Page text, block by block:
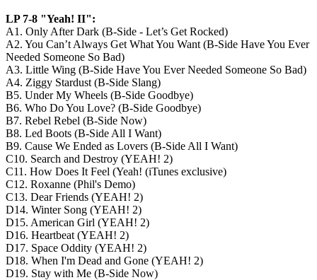
LP 7-8 "Yeah! II":
A1. Only After Dark (B-Side - Let’s Get Rocked)
A2. You Can’t Always Get What You Want (B-Side Have You Ever
Needed Someone So Bad)
A3. Little Wing (B-Side Have You Ever Needed Someone So Bad)
A4. Ziggy Stardust (B-Side Slang)
B5. Under My Wheels (B-Side Goodbye)
B6. Who Do You Love? (B-Side Goodbye)
B7. Rebel Rebel (B-Side Now)
B8. Led Boots (B-Side All I Want)
B9. Cause We Ended as Lovers (B-Side All I Want)
C10. Search and Destroy (YEAH! 2)
C11. How Does It Feel (Yeah! (iTunes exclusive)
C12. Roxanne (Phil's Demo)
C13. Dear Friends (YEAH! 2)
D14. Winter Song (YEAH! 2)
D15. American Girl (YEAH! 2)
D16. Heartbeat (YEAH! 2)
D17. Space Oddity (YEAH! 2)
D18. When I'm Dead and Gone (YEAH! 2)
D19. Stay with Me (B-Side Now)